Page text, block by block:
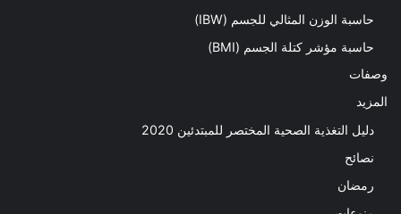
حاسبة الوزن المثالي للجسم (IBW)
حاسبة مؤشر كتلة الجسم (BMI)
وصفات
المزيد
دليل التغذية الصحية المختصر للمبتدئين 2020​
نصائح
رمضان